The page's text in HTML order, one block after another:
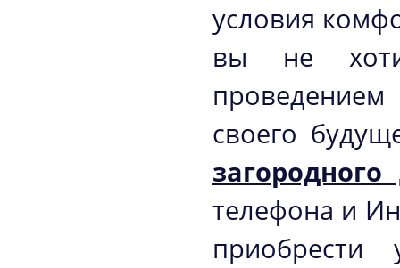
условия
вы не
своего
телефона и